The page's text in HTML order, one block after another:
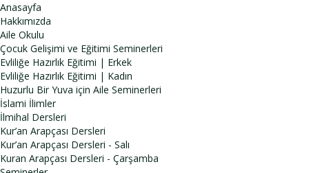
Anasayfa
Hakkımızda
Aile Okulu
Çocuk Gelişimi ve Eğitimi Seminerleri
Evliliğe Hazırlık Eğitimi | Erkek
Evliliğe Hazırlık Eğitimi | Kadın
Huzurlu Bir Yuva için Aile Seminerleri
İslami İlimler
İlmihal Dersleri
Kur’an Arapçası Dersleri
Kur’an Arapçası Dersleri - Salı
Kuran Arapçası Dersleri - Çarşamba